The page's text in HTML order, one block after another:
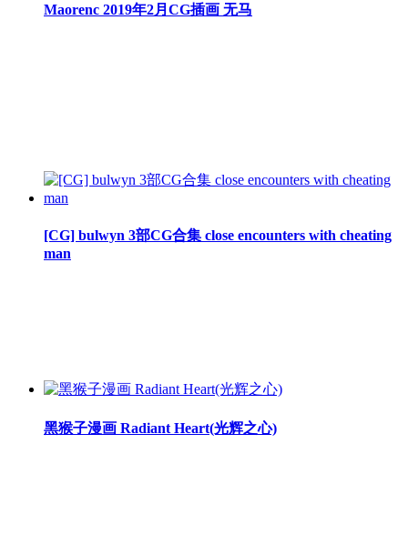
Maorenc 2019年2月CG插画 无马
[CG] bulwyn 3部CG合集 close encounters with cheating
man
黑猴子漫画 Radiant Heart(光辉之心)